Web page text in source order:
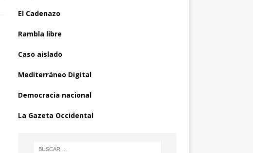
El Cadenazo
Rambla libre
Caso aislado
Mediterráneo Digital
Democracia nacional
La Gazeta Occidental